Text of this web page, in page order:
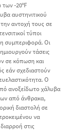
-20°F
αυστηνιτικού
αντοχή τους σε
τύποι
συμπεριφορά. Οι
τάσεις
σε κόπωση και
εάν σχεδιαστούν
Ο
ανοξείδωτο χάλυβα
από άνθρακα,
διαστολή σε
να
στις